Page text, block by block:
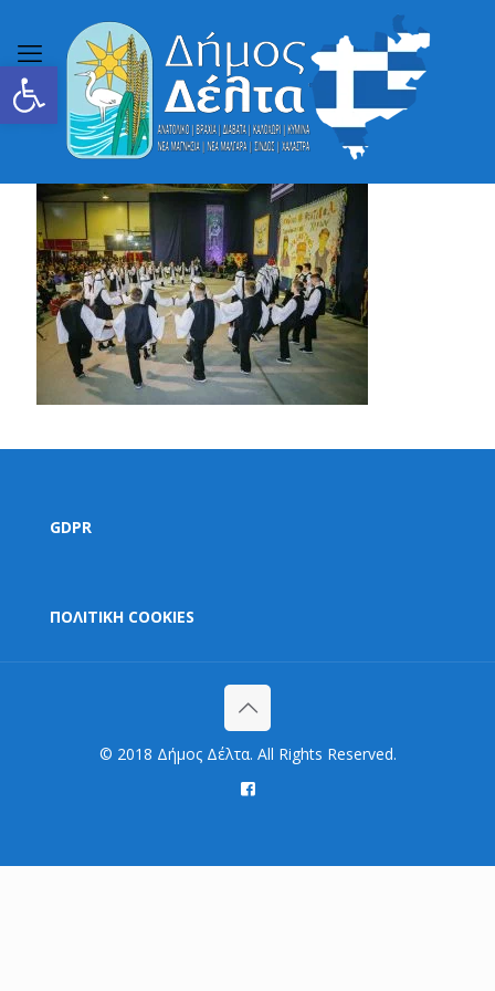
Ανοίξτε τη γραμμή εργαλείων
GDPR
ΠΟΛΙΤΙΚΗ COOKIES
© 2018 Δήμος Δέλτα. All Rights Reserved.